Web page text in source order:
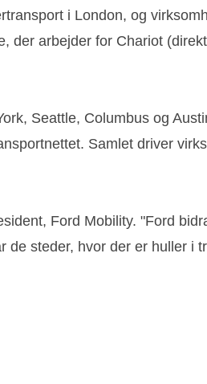
i London, og
der arbejder for Chariot
Seattle, Columbus og
Samlet driver
Ford Mobility. "Ford
steder, hvor der er huller i